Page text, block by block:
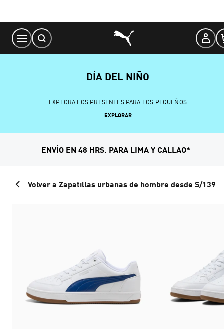
Content
DÍA DEL NIÑO
EXPLORA LOS PRESENTES PARA LOS PEQUEÑOS
EXPLORAR
ENVÍO EN 48 HRS. PARA LIMA Y CALLAO*
Volver a Zapatillas urbanas de hombre desde S/139